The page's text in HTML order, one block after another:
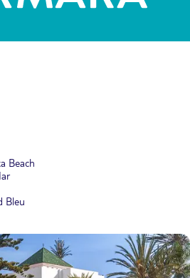
Beach
Bleu